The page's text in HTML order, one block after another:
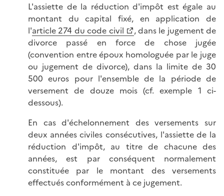
L'assiette de la réduction d'impôt est égale au
montant du capital fixé, en application de
l'article 274 du code civil
, dans le jugement de
divorce passé en force de chose jugée
(convention entre époux homologuée par le juge
ou jugement de divorce), dans la limite de 30
500 euros pour l'ensemble de la période de
versement de douze mois (cf. exemple 1 ci-
dessous).
En cas d'échelonnement des versements sur
deux années civiles consécutives, l'assiette de la
réduction d'impôt, au titre de chacune des
années, est par conséquent normalement
constituée par le montant des versements
effectués conformément à ce jugement.